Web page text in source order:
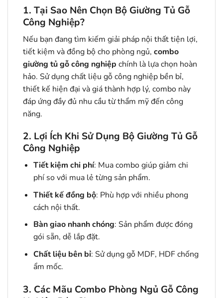
1. Tại Sao Nên Chọn Bộ Giường Tủ Gỗ
Công Nghiệp?
Nếu bạn đang tìm kiếm giải pháp nội thất tiện lợi,
tiết kiệm và đồng bộ cho phòng ngủ, combo
giường tủ gỗ công nghiệp chính là lựa chọn hoàn
hảo. Sử dụng chất liệu gỗ công nghiệp bền bỉ,
thiết kế hiện đại và giá thành hợp lý, combo này
đáp ứng đầy đủ nhu cầu từ thẩm mỹ đến công
năng.
2. Lợi Ích Khi Sử Dụng Bộ Giường Tủ Gỗ
Công Nghiệp
Tiết kiệm chi phí: Mua combo giúp giảm chi
phí so với mua lẻ từng sản phẩm.
Thiết kế đồng bộ: Phù hợp với nhiều phong
cách nội thất.
Bàn giao nhanh chóng: Sản phẩm được đóng
gói sẵn, dễ lắp đặt.
Chất liệu bên bỉ: Sử dụng gỗ MDF, HDF chống
ẩm mốc.
3. Các Mãu Combo Phòng Ngủ Gỗ Công